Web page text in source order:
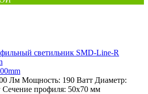
Лм Мощность: 190 Ватт Диаметр:
Сечение профиля: 50х70 мм